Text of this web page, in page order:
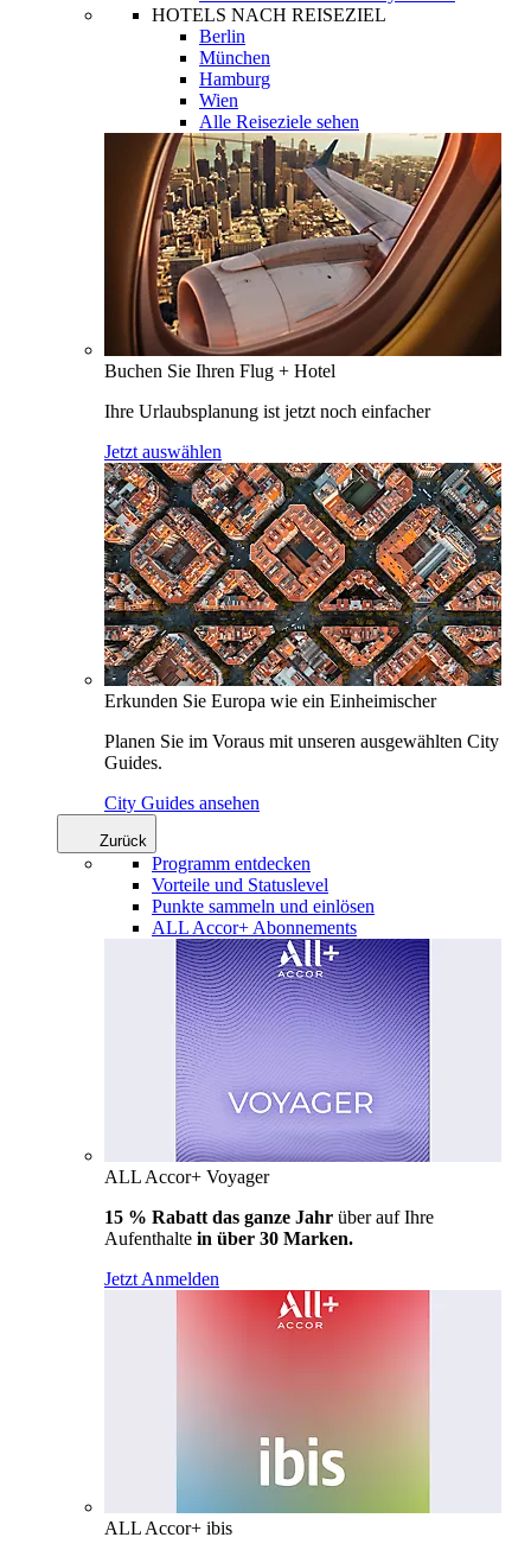
HOTELS NACH REISEZIEL
Berlin
München
Hamburg
Wien
Alle Reiseziele sehen
Buchen Sie Ihren Flug + Hotel
Ihre Urlaubsplanung ist jetzt noch einfacher
Jetzt auswählen
Erkunden Sie Europa wie ein Einheimischer
Planen Sie im Voraus mit unseren ausgewählten City
Guides.
City Guides ansehen
Zurück
Programm entdecken
Vorteile und Statuslevel
Punkte sammeln und einlösen
ALL Accor+ Abonnements
ALL Accor+ Voyager
15 % Rabatt das ganze Jahr über auf Ihre
Aufenthalte in über 30 Marken.
Jetzt Anmelden
ALL Accor+ ibis